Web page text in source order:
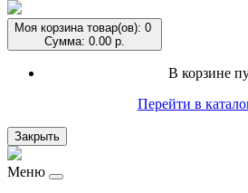
Моя корзина товар(ов): 0
Сумма: 0.00 р.
В корзине
Перейти в
Закрыть
Меню